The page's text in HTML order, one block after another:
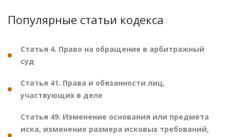
Популярные статьи кодекса
Статья 4. Право на обращение в арбитражный
суд
Статья 41. Права и обязанности лиц,
участвующих в деле
Статья 49. Изменение основания или предмета
иска, изменение размера исковых требований,